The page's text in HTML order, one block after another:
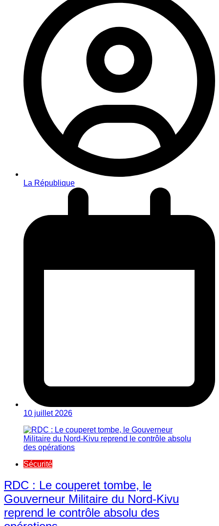
La République
10 juillet 2026
Sécurité
RDC : Le couperet tombe, le
Gouverneur Militaire du Nord-Kivu
reprend le contrôle absolu des